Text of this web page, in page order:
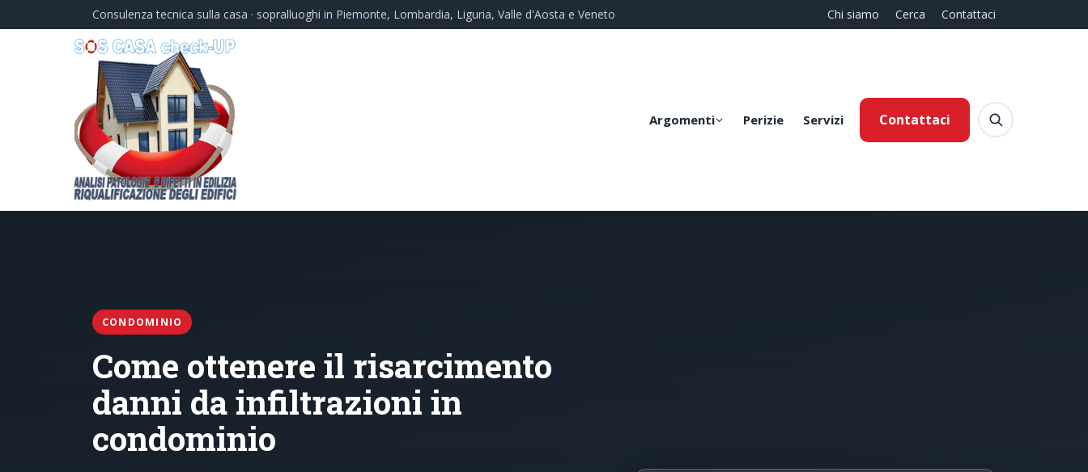
Consulenza tecnica sulla casa · sopralluoghi in Piemonte, Lombardia, Liguria, Valle d'Aosta e Veneto Chi siamo Cerca Contattaci
Argomenti Perizie Servizi Contattaci
CONDOMINIO
Come ottenere il risarcimento
danni da infiltrazioni in
condominio